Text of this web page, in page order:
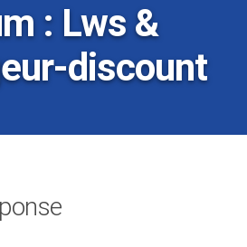
: Lws &
discount